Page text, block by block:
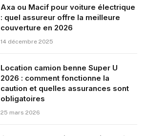
Axa ou Macif pour voiture électrique
: quel assureur offre la meilleure
couverture en 2026
14 décembre 2025
Location camion benne Super U
2026 : comment fonctionne la
caution et quelles assurances sont
obligatoires
25 mars 2026